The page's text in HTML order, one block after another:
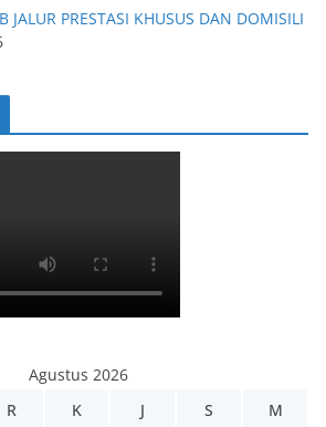
JALUR PRESTASI KHUSUS DAN DOMISILI
Agustus 2026
R K J S M